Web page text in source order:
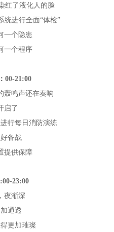
红了液化人的脸
统进行全面“体检”
一个隐患
一个程序
00-21:00
轰鸣声还在奏响
启了
行每日消防演练
备战
提供保障
23:00
夜渐深
通透
更加璀璨